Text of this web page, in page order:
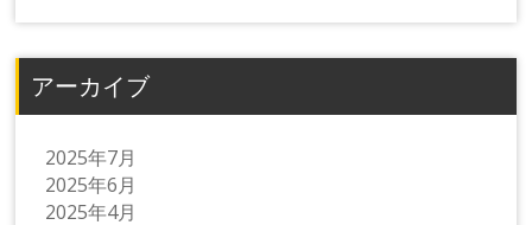
アーカイブ
2025年7月
2025年6月
2025年4月